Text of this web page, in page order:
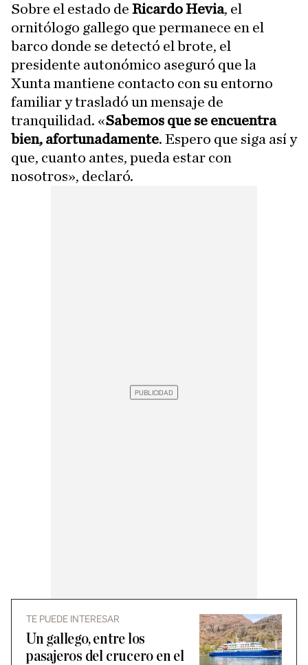
Sobre el estado de Ricardo Hevia, el
ornitólogo gallego que permanece en el
barco donde se detectó el brote, el
presidente autonómico aseguró que la
Xunta mantiene contacto con su entorno
familiar y trasladó un mensaje de
tranquilidad. «Sabemos que se encuentra
bien, afortunadamente. Espero que siga así y
que, cuanto antes, pueda estar con
nosotros», declaró.
TE PUEDE INTERESAR
Un gallego, entre los
pasajeros del crucero en el